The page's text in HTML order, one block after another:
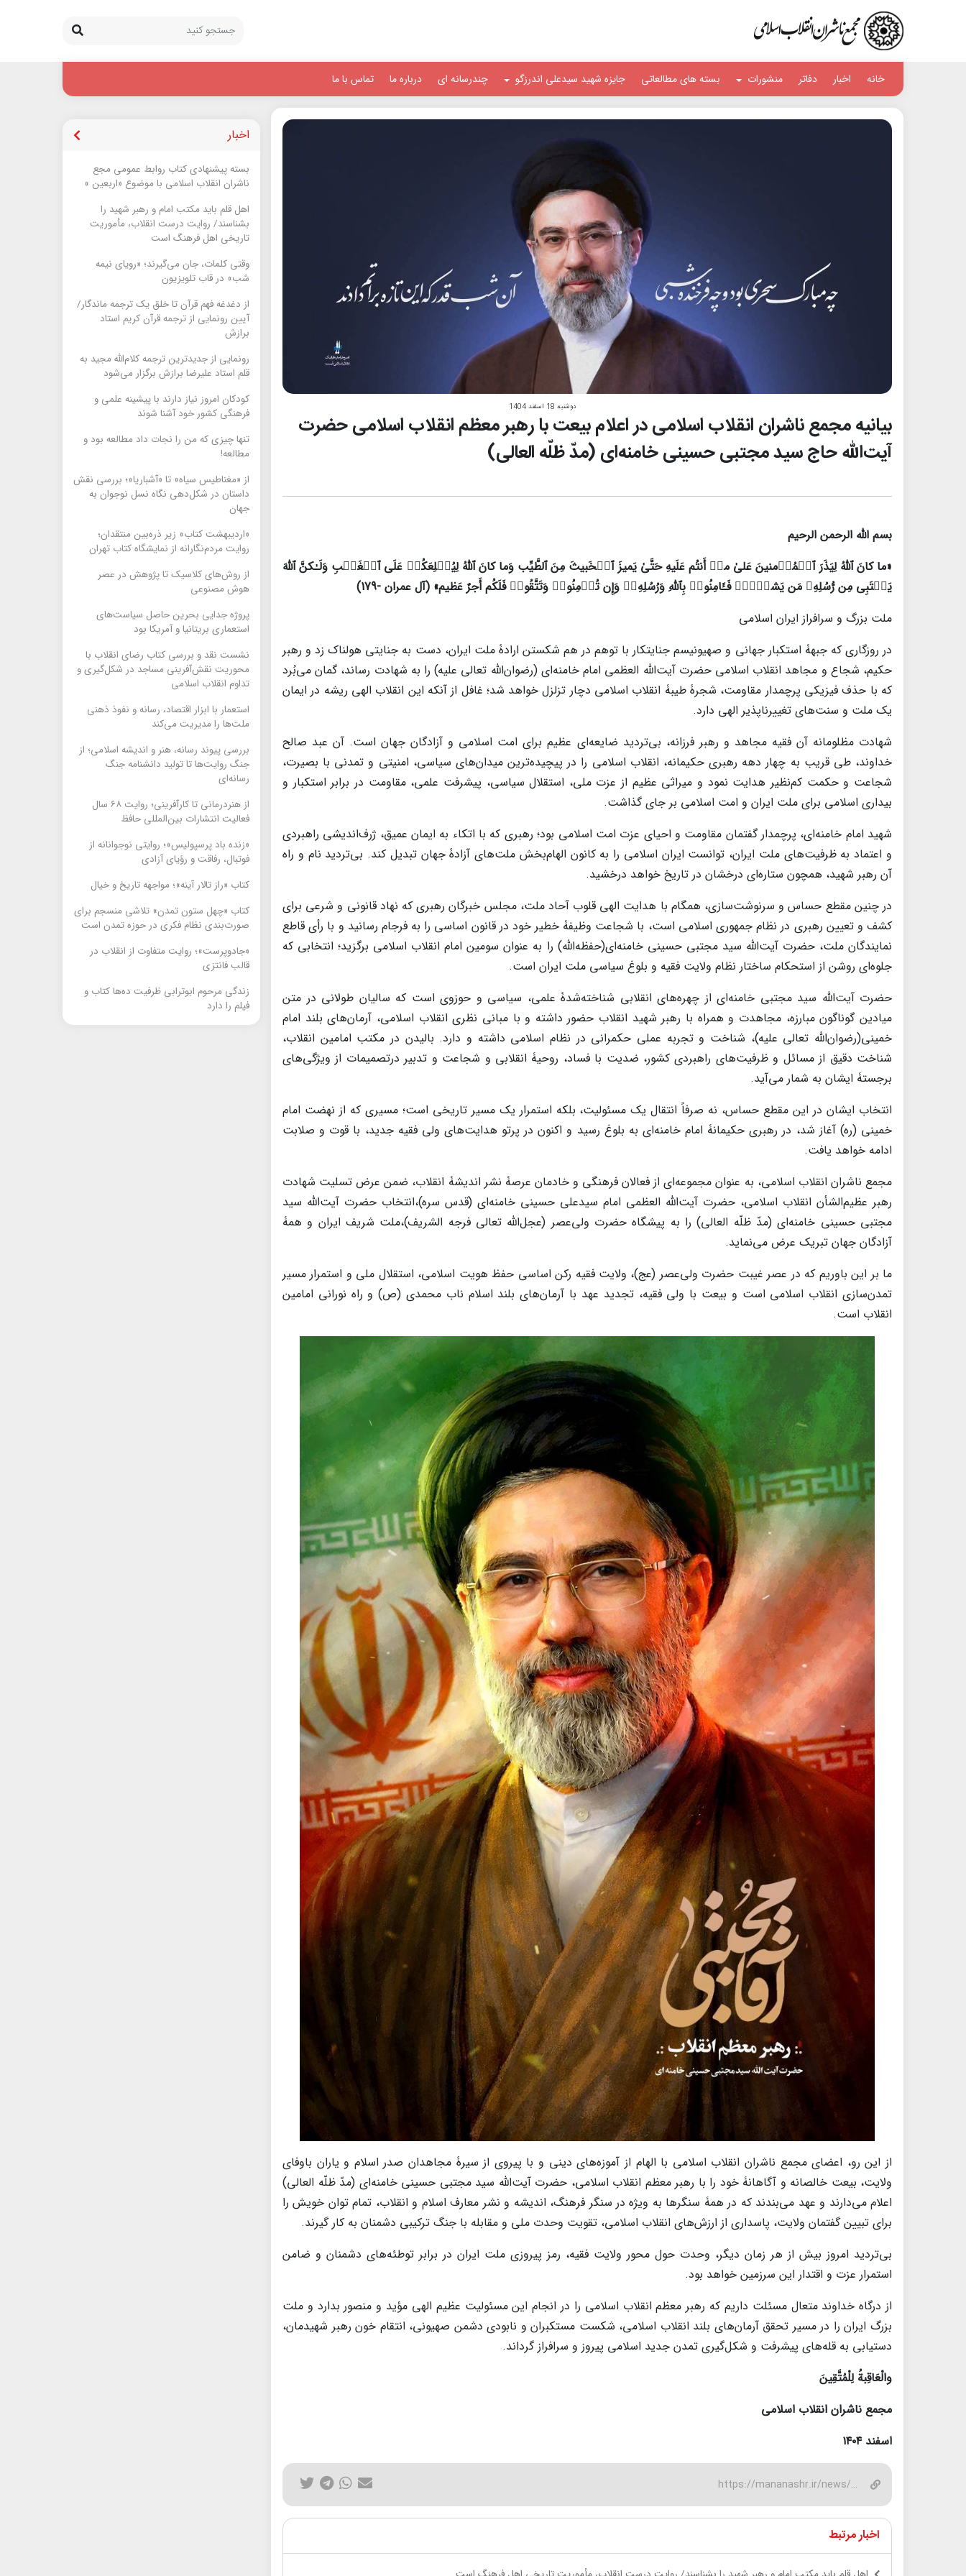
خانه اخبار دفاتر منشورات بسته های مطالعاتی جایزه شهید سیدعلی اندرزگو چندرسانه ای درباره ما تماس با ما
دوشنبه 18 اسفند 1404
بیانیه مجمع ناشران انقلاب اسلامی در اعلام بیعت با رهبر معظم انقلاب اسلامی حضرت
آیت‌الله حاج سید مجتبی حسینی خامنه‌ای (مدّ ظلّه العالی)
بسم الله الرحمن الرحیم
«ما کانَ ٱللَّهُ لِیَذَرَ ٱلۡمُؤۡمنینَ عَلىٰ ماۤ أَنتُم عَلَیهِ حَتَّىٰ یَمیزَ ٱلۡخَبیثَ مِنَ ٱلطَّیِّب وَما کانَ ٱللَّهُ لِیُطۡلِعَکُمۡ عَلَى ٱلۡغَیۡبِ وَلَـٰکنَّ ٱللَّهَ
یَجۡتَبِی مِن رُّسُلِهِۦ مَن یَشاۤءُۖ فَـَٔامِنُوا۟ بِٱللّهِ وَرُسُلِهِۦۚ وَإِن تُؤۡمِنُوا۟ وَتَتَّقُوا۟ فَلَکُم أَجرٌ عَظیم» (آل عمران -179)
ملت بزرگ و سرافراز ایران اسلامی
در روزگاری که جبهۀ استکبار جهانی و صهیونیسم جنایتکار با توهم در هم شکستن ارادۀ ملت ایران، دست به جنایتی هولناک زد و رهبر
حکیم، شجاع و مجاهد انقلاب اسلامی حضرت آیت‌الله العظمی امام خامنه‌ای (رضوان‌الله تعالی علیه) را به شهادت رساند، گمان می‌بُرد
که با حذف فیزیکی پرچمدار مقاومت، شجرۀ طیبۀ انقلاب اسلامی دچار تزلزل خواهد شد؛ غافل از آنکه این انقلاب الهی ریشه در ایمان
یک ملت و سنت‌های تغییرناپذیر الهی دارد.
شهادت مظلومانه آن فقیه مجاهد و رهبر فرزانه، بی‌تردید ضایعه‌ای عظیم برای امت اسلامی و آزادگان جهان است. آن عبد صالح
خداوند، طی قریب به چهار دهه رهبری حکیمانه، انقلاب اسلامی را در پیچیده‌ترین میدان‌های سیاسی، امنیتی و تمدنی با بصیرت،
شجاعت و حکمت کم‌نظیر هدایت نمود و میراثی عظیم از عزت ملی، استقلال سیاسی، پیشرفت علمی، مقاومت در برابر استکبار و
بیداری اسلامی برای ملت ایران و امت اسلامی بر جای گذاشت.
شهید امام خامنه‌ای، پرچمدار گفتمان مقاومت و احیای عزت امت اسلامی بود؛ رهبری که با اتکاء به ایمان عمیق، ژرف‌اندیشی راهبردی
و اعتماد به ظرفیت‌های ملت ایران، توانست ایران اسلامی را به کانون الهام‌بخش ملت‌های آزادۀ جهان تبدیل کند. بی‌تردید نام و راه
آن رهبر شهید، همچون ستاره‌ای درخشان در تاریخ خواهد درخشید.
در چنین مقطع حساس و سرنوشت‌سازی، همگام با هدایت الهی قلوب آحاد ملت، مجلس خبرگان رهبری که نهاد قانونی و شرعی برای
کشف و تعیین رهبری در نظام جمهوری اسلامی است، با شجاعت وظیفۀ خطیر خود در قانون اساسی را به فرجام رسانید و با رأی قاطع
نمایندگان ملت، حضرت آیت‌الله سید مجتبی حسینی خامنه‌ای(حفظه‌الله) را به عنوان سومین امام انقلاب اسلامی برگزید؛ انتخابی که
جلوه‌ای روشن از استحکام ساختار نظام ولایت فقیه و بلوغ سیاسی ملت ایران است.
حضرت آیت‌الله سید مجتبی خامنه‌ای از چهره‌های انقلابی شناخته‌شدۀ علمی، سیاسی و حوزوی است که سالیان طولانی در متن
میادین گوناگون مبارزه، مجاهدت و همراه با رهبر شهید انقلاب حضور داشته و با مبانی نظری انقلاب اسلامی، آرمان‌های بلند امام
خمینی(رضوان‌الله تعالی علیه)، شناخت و تجربه عملی حکمرانی در نظام اسلامی داشته و دارد. بالیدن در مکتب امامین انقلاب،
شناخت دقیق از مسائل و ظرفیت‌های راهبردی کشور، ضدیت با فساد، روحیۀ انقلابی و شجاعت و تدبیر درتصمیمات از ویژگی‌های
برجستۀ ایشان به شمار می‌آید.
انتخاب ایشان در این مقطع حساس، نه صرفاً انتقال یک مسئولیت، بلکه استمرار یک مسیر تاریخی است؛ مسیری که از نهضت امام
خمینی (ره) آغاز شد، در رهبری حکیمانۀ امام خامنه‌ای به بلوغ رسید و اکنون در پرتو هدایت‌های ولی فقیه جدید، با قوت و صلابت
ادامه خواهد یافت.
مجمع ناشران انقلاب اسلامی، به عنوان مجموعه‌ای از فعالان فرهنگی و خادمان عرصۀ نشر اندیشۀ انقلاب، ضمن عرض تسلیت شهادت
رهبر عظیم‌الشأن انقلاب اسلامی، حضرت آیت‌الله العظمی امام سیدعلی حسینی خامنه‌ای (قدس سره)،انتخاب حضرت آیت‌الله سید
مجتبی حسینی خامنه‌ای (مدّ ظلّه العالی) را به پیشگاه حضرت ولی‌عصر (عجل‌الله تعالی فرجه الشریف)،ملت شریف ایران و همۀ
آزادگان جهان تبریک عرض می‌نماید.
ما بر این باوریم که در عصر غیبت حضرت ولی‌عصر (عج)، ولایت فقیه رکن اساسی حفظ هویت اسلامی، استقلال ملی و استمرار مسیر
تمدن‌سازی انقلاب اسلامی است و بیعت با ولی فقیه، تجدید عهد با آرمان‌های بلند اسلام ناب محمدی (ص) و راه نورانی امامین
انقلاب است.
از این رو، اعضای مجمع ناشران انقلاب اسلامی با الهام از آموزه‌های دینی و با پیروی از سیرۀ مجاهدان صدر اسلام و یاران باوفای
ولایت، بیعت خالصانه و آگاهانۀ خود را با رهبر معظم انقلاب اسلامی، حضرت آیت‌الله سید مجتبی حسینی خامنه‌ای (مدّ ظلّه العالی)
اعلام می‌دارند و عهد می‌بندند که در همۀ سنگرها به ویژه در سنگر فرهنگ، اندیشه و نشر معارف اسلام و انقلاب، تمام توان خویش را
برای تبیین گفتمان ولایت، پاسداری از ارزش‌های انقلاب اسلامی، تقویت وحدت ملی و مقابله با جنگ ترکیبی دشمنان به کار گیرند.
بی‌تردید امروز بیش از هر زمان دیگر، وحدت حول محور ولایت فقیه، رمز پیروزی ملت ایران در برابر توطئه‌های دشمنان و ضامن
استمرار عزت و اقتدار این سرزمین خواهد بود.
از درگاه خداوند متعال مسئلت داریم که رهبر معظم انقلاب اسلامی را در انجام این مسئولیت عظیم الهی مؤید و منصور بدارد و ملت
بزرگ ایران را در مسیر تحقق آرمان‌های بلند انقلاب اسلامی، شکست مستکبران و نابودی دشمن صهیونی، انتقام خون رهبر شهیدمان،
دستیابی به قله‌های پیشرفت و شکل‌گیری تمدن جدید اسلامی پیروز و سرافراز گرداند.
والْعَاقِبةُ لِلْمُتَّقِینَ
مجمع ناشران انقلاب اسلامی
اسفند ۱۴۰۴
https://mananashr.ir/news/36968/
اخبار مرتبط
اخبار
بسته پیشنهادی کتاب روابط عمومی مجع
ناشران انقلاب اسلامی با موضوع «اربعین »
اهل قلم باید مکتب امام و رهبر شهید را
بشناسند/ روایت درست انقلاب، مأموریت
تاریخی اهل فرهنگ است
وقتی کلمات، جان می‌گیرند؛ «رویای نیمه
شب» در قاب تلویزیون
از دغدغه فهم قرآن تا خلق یک ترجمه ماندگار/
آیین رونمایی از ترجمه قرآن کریم استاد
برازش
رونمایی از جدیدترین ترجمه کلام‌الله مجید به
قلم استاد علیرضا برازش برگزار می‌شود
کودکان امروز نیاز دارند با پیشینه علمی و
فرهنگی کشور خود آشنا شوند
تنها چیزی که من را نجات داد مطالعه بود و
مطالعه!
از «مغناطیس سیاه» تا «آشباریا»؛ بررسی نقش
داستان در شکل‌دهی نگاه نسل نوجوان به
جهان
«اردیبهشت کتاب» زیر ذره‌بین منتقدان؛
روایت مردم‌نگارانه از نمایشگاه کتاب تهران
از روش‌های کلاسیک تا پژوهش در عصر
هوش مصنوعی
پروژه جدایی بحرین حاصل سیاست‌های
استعماری بریتانیا و آمریکا بود
نشست نقد و بررسی کتاب رضای انقلاب با
محوریت نقش‌آفرینی مساجد در شکل‌گیری و
تداوم انقلاب اسلامی
استعمار با ابزار اقتصاد، رسانه و نفوذ ذهنی
ملت‌ها را مدیریت می‌کند
بررسی پیوند رسانه، هنر و اندیشه اسلامی؛ از
جنگ روایت‌ها تا تولید دانشنامه جنگ
رسانه‌ای
از هنردرمانی تا کارآفرینی؛ روایت ۶۸ سال
فعالیت انتشارات بین‌المللی حافظ
«زنده باد پرسپولیس»؛ روایتی نوجوانانه از
فوتبال، رفاقت و رؤیای آزادی
کتاب «راز تالار آینه»؛ مواجهه تاریخ و خیال
کتاب «چهل ستون تمدن» تلاشی منسجم برای
صورت‌بندی نظام فکری در حوزه تمدن است
«جادوپرست»؛ روایت متفاوت از انقلاب در
قالب فانتزی
زندگی مرحوم ابوترابی ظرفیت ده‌ها کتاب و
فیلم را دارد